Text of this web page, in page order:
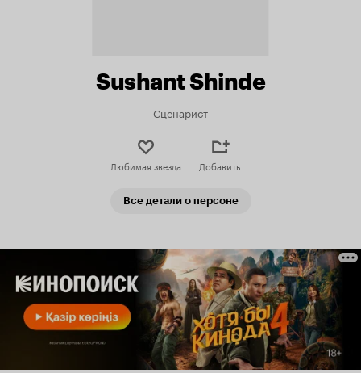
Sushant Shinde
Сценарист
Любимая звезда Добавить
Все детали о персоне